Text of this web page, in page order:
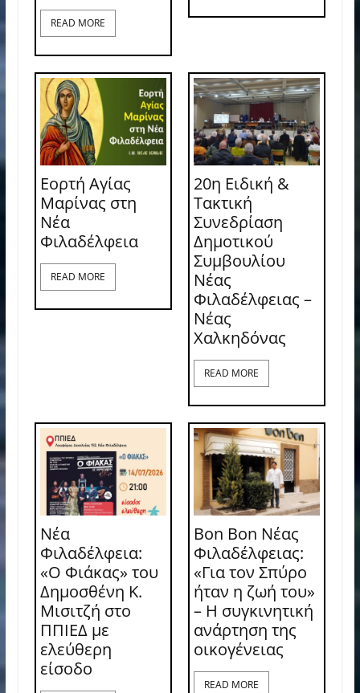
READ MORE
Εορτή Αγίας
Μαρίνας στη
Νέα
Φιλαδέλφεια
READ MORE
20η Ειδική &
Τακτική
Συνεδρίαση
Δημοτικού
Συμβουλίου
Νέας
Φιλαδέλφειας –
Νέας
Χαλκηδόνας
READ MORE
Νέα
Φιλαδέλφεια:
«Ο Φιάκας» του
Δημοσθένη Κ.
Μισιτζή στο
ΠΠΙΕΔ με
ελεύθερη
είσοδο
Bon Bon Νέας
Φιλαδέλφειας:
«Για τον Σπύρο
ήταν η ζωή του»
– Η συγκινητική
ανάρτηση της
οικογένειας
READ MORE